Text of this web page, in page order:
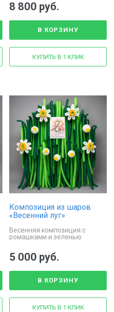
(ШДМ).
8 800 руб.
В КОРЗИНУ
КУПИТЬ В 1 КЛИК
Композиция из шаров
«Весенний луг»
Весенняя композиция с
ромашками и зеленью
5 000 руб.
В КОРЗИНУ
КУПИТЬ В 1 КЛИК